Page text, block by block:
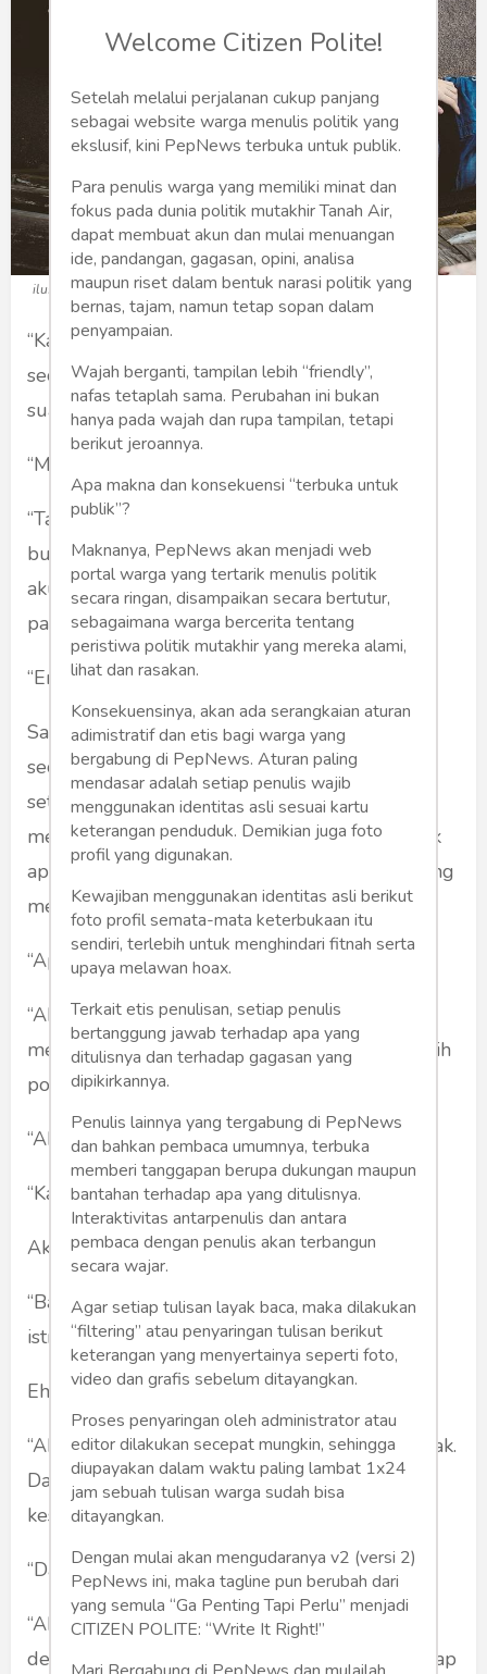
ilustrasi: pixabay.com
“Kalau bulan ini aku mati, apakah kamu akan
secepatnya mencari penggantiku?” seorang
suami bertanya pada istrinya.
“Mengapa tetiba kamu menanyakan hal itu?”
“Tak perlu alasan besar untuk menanyakannya
bukan? Kita tahu semua orang akan mati, dan
aku merasa saat ini perlu menanyakannya
padamu.”
“Entahlah.”
Sang istri sejenak terdiam. Ia sibuk menyedu
secangkir kopi robusta Lampung dengan
setengah sendok teh gula pasir. Sang suami
menatap keningnya, seperti mencoba menebak
apa yang sedang dipikirkan istrinya. Atau sedang
mengendapkan pertanyaan?
“Apa yang kamu pikirkan?” desak sang suami.
“Ah, tidak apa-apa.” jawabnya sembari
meletakkan secangkir kopi dengan tatakan putih
polos di atas karpet di ruang keluarga.
“Aku ingin mendengarkan jawabanmu.”
“Kamu serius?”
Aku mengangguk.
“Bagaimana kalau aku yang mati lebih dulu?”
istrinya balik bertanya.
Ehm…
“Aku akan melanjutkan membesarkan anak-anak.
Dan mengunjungi kuburanmu setiap kali ada
kesempatan.”
“Dan kamu akan secepatnya menikah lagi?”
“Aku tidak tahu. Dulu aku sempat berpikir
demikian. Tetapi semakin hari aku mengganggap
Welcome Citizen Polite!
Setelah melalui perjalanan cukup panjang
sebagai website warga menulis politik yang
ekslusif, kini PepNews terbuka untuk publik.
Para penulis warga yang memiliki minat dan
fokus pada dunia politik mutakhir Tanah Air,
dapat membuat akun dan mulai menuangan
ide, pandangan, gagasan, opini, analisa
maupun riset dalam bentuk narasi politik yang
bernas, tajam, namun tetap sopan dalam
penyampaian.
Wajah berganti, tampilan lebih “friendly”,
nafas tetaplah sama. Perubahan ini bukan
hanya pada wajah dan rupa tampilan, tetapi
berikut jeroannya.
Apa makna dan konsekuensi “terbuka untuk
publik”?
Maknanya, PepNews akan menjadi web
portal warga yang tertarik menulis politik
secara ringan, disampaikan secara bertutur,
sebagaimana warga bercerita tentang
peristiwa politik mutakhir yang mereka alami,
lihat dan rasakan.
Konsekuensinya, akan ada serangkaian aturan
adimistratif dan etis bagi warga yang
bergabung di PepNews. Aturan paling
mendasar adalah setiap penulis wajib
menggunakan identitas asli sesuai kartu
keterangan penduduk. Demikian juga foto
profil yang digunakan.
Kewajiban menggunakan identitas asli berikut
foto profil semata-mata keterbukaan itu
sendiri, terlebih untuk menghindari fitnah serta
upaya melawan hoax.
Terkait etis penulisan, setiap penulis
bertanggung jawab terhadap apa yang
ditulisnya dan terhadap gagasan yang
dipikirkannya.
Penulis lainnya yang tergabung di PepNews
dan bahkan pembaca umumnya, terbuka
memberi tanggapan berupa dukungan maupun
bantahan terhadap apa yang ditulisnya.
Interaktivitas antarpenulis dan antara
pembaca dengan penulis akan terbangun
secara wajar.
Agar setiap tulisan layak baca, maka dilakukan
“filtering” atau penyaringan tulisan berikut
keterangan yang menyertainya seperti foto,
video dan grafis sebelum ditayangkan.
Proses penyaringan oleh administrator atau
editor dilakukan secepat mungkin, sehingga
diupayakan dalam waktu paling lambat 1x24
jam sebuah tulisan warga sudah bisa
ditayangkan.
Dengan mulai akan mengudaranya v2 (versi 2)
PepNews ini, maka tagline pun berubah dari
yang semula “Ga Penting Tapi Perlu” menjadi
CITIZEN POLITE: “Write It Right!”